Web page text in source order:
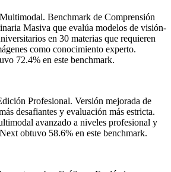
. Benchmark de Comprensión
Masiva que evalúa modelos de visión-
en 30 materias que requieren
como conocimiento experto.
72.4% en este benchmark.
Profesional. Versión mejorada de
desafiantes y evaluación más estricta.
avanzado a niveles profesional y
obtuvo 58.6% en este benchmark.